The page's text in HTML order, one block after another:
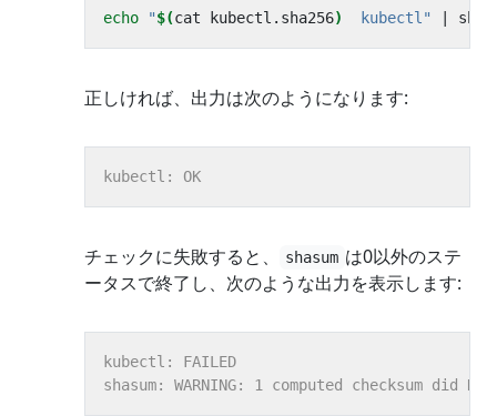
echo "$(cat kubectl.sha256)
  kubectl"
正しければ、出力は次のようになります:
チェックに失敗すると、 shasum は0以外のステ
ータスで終了し、次のような出力を表示します: